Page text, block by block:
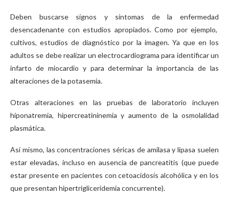
Deben buscarse signos y síntomas de la enfermedad
desencadenante con estudios apropiados. Como por ejemplo,
cultivos, estudios de diagnóstico por la imagen. Ya que en los
adultos se debe realizar un electrocardiograma para identificar un
infarto de miocardio y para determinar la importancia de las
alteraciones de la potasemia.
Otras alteraciones en las pruebas de laboratorio incluyen
hiponatremia, hipercreatininemia y aumento de la osmolalidad
plasmática.
Así mismo, las concentraciones séricas de amilasa y lipasa suelen
estar elevadas, incluso en ausencia de pancreatitis (que puede
estar presente en pacientes con cetoacidosis alcohólica y en los
que presentan hipertrigliceridemia concurrente).